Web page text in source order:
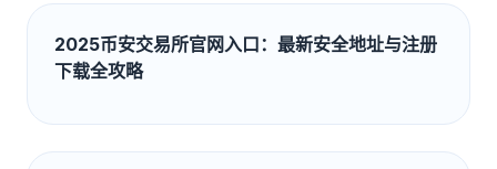
2025币安交易所官网入口：最新安全地址与注册
下载全攻略